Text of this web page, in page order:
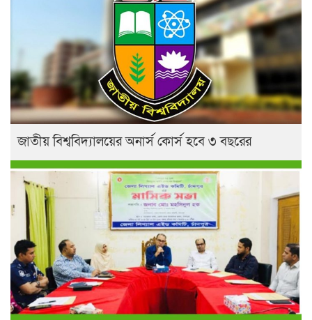
জাতীয় বিশ্ববিদ্যালয়ের অনার্স কোর্স হবে ৩ বছরের